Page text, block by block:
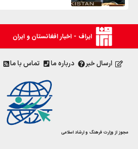
ایراف - اخبار افغانستان و ایران
ارسال خبر درباره ما تماس با ما
مجوز از وزارت فرهنگ و ارشاد اسلامی